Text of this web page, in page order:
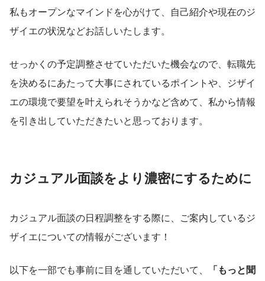
私もオープンなマインドを心がけて、自己紹介や現在のジ
ザイエの状況などお話しいたします。
せっかくの予定調整させていただいた機会なので、転職先
を決めるにあたって大事にされているポイントや、ジザイ
エの環境で要望を叶えられそうかなど含めて、私から情報
を引き出していただきたいと思っております。
カジュアル面談をより濃密にするために
カジュアル面談の日程調整をする際に、ご案内しているジ
ザイエについての情報がございます！
以下を一部でも事前に目を通していただいて、 「もっと聞